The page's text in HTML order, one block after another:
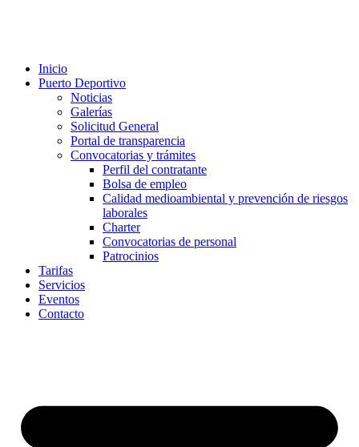
Inicio
Puerto Deportivo
Noticias
Galerías
Solicitud General
Portal de transparencia
Convocatorias y trámites
Perfil del contratante
Bolsa de empleo
Calidad medioambiental y prevención de riesgos
laborales
Charter
Convocatorias de personal
Patrocinios
Tarifas
Servicios
Eventos
Contacto